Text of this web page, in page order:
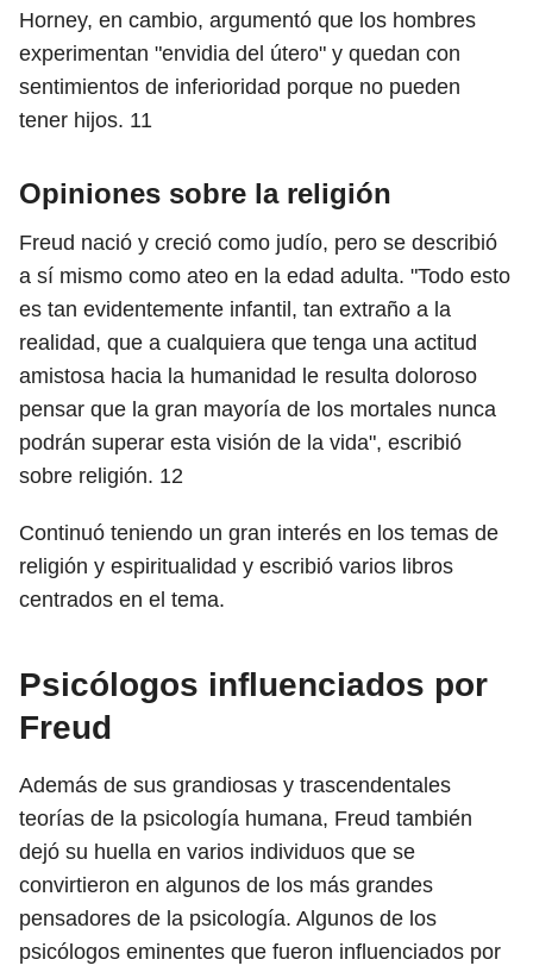
Horney, en cambio, argumentó que los hombres
experimentan "envidia del útero" y quedan con
sentimientos de inferioridad porque no pueden
tener hijos. 11
Opiniones sobre la religión
Freud nació y creció como judío, pero se describió
a sí mismo como ateo en la edad adulta. "Todo esto
es tan evidentemente infantil, tan extraño a la
realidad, que a cualquiera que tenga una actitud
amistosa hacia la humanidad le resulta doloroso
pensar que la gran mayoría de los mortales nunca
podrán superar esta visión de la vida", escribió
sobre religión. 12
Continuó teniendo un gran interés en los temas de
religión y espiritualidad y escribió varios libros
centrados en el tema.
Psicólogos influenciados por
Freud
Además de sus grandiosas y trascendentales
teorías de la psicología humana, Freud también
dejó su huella en varios individuos que se
convirtieron en algunos de los más grandes
pensadores de la psicología. Algunos de los
psicólogos eminentes que fueron influenciados por